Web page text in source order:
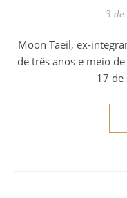
3 de
Moon Taeil, ex-integrante do NCT, tenta reverter sentença
de três anos e meio
17 de